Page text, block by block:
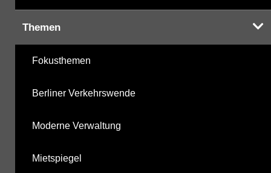
Themen
Fokusthemen
Berliner Verkehrswende
Moderne Verwaltung
Mietspiegel